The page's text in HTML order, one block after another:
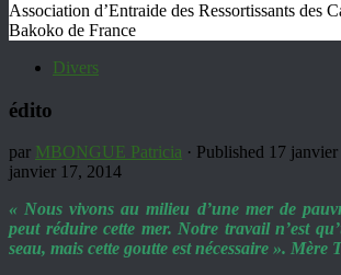
Association d’Entraide des Ressortissants des
Bakoko de France
Divers
édito
par MBONGUE Patricia · Published 17
janvier 17, 2014
« Nous vivons au milieu d’une mer de
peut réduire cette mer. Notre travail n’est
seau, mais cette goutte est nécessaire ». Mère